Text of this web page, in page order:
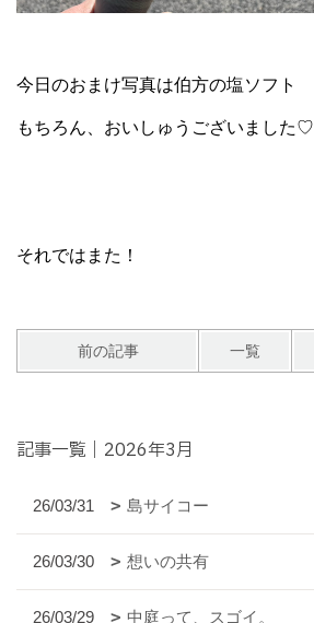
今日のおまけ写真は伯方の塩ソフト
もちろん、おいしゅうございました♡
それではまた！
前の記事 一覧
記事一覧｜2026年3月
26/03/31 島サイコー
26/03/30 想いの共有
26/03/29 中庭って、スゴイ。